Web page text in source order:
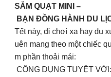
SẮM QUẠT MINI –
BẠN ĐỒNG HÀNH DU
Tết này, đi chơi xa hay du
uên mang theo một chiếc
m phần thoải mái:
CÔNG DỤNG TUYỆT VỜI: